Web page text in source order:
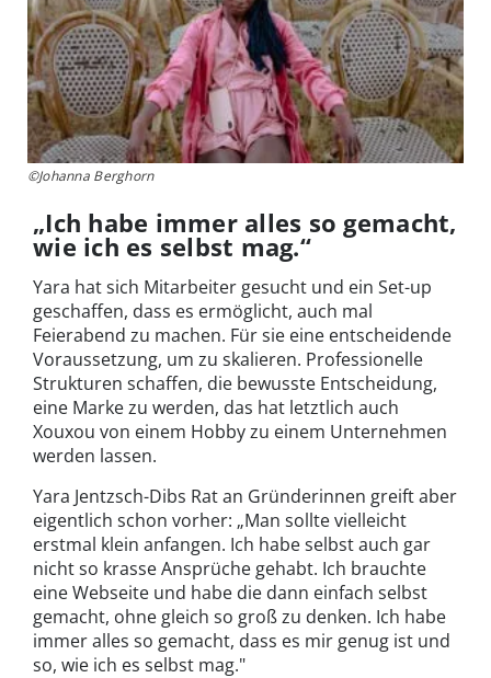
©Johanna Berghorn
„Ich habe immer alles so gemacht,
wie ich es selbst mag.“
Yara hat sich Mitarbeiter gesucht und ein Set-up
geschaffen, dass es ermöglicht, auch mal
Feierabend zu machen. Für sie eine entscheidende
Voraussetzung, um zu skalieren. Professionelle
Strukturen schaffen, die bewusste Entscheidung,
eine Marke zu werden, das hat letztlich auch
Xouxou von einem Hobby zu einem Unternehmen
werden lassen.
Yara Jentzsch-Dibs Rat an Gründerinnen greift aber
eigentlich schon vorher: „Man sollte vielleicht
erstmal klein anfangen. Ich habe selbst auch gar
nicht so krasse Ansprüche gehabt. Ich brauchte
eine Webseite und habe die dann einfach selbst
gemacht, ohne gleich so groß zu denken. Ich habe
immer alles so gemacht, dass es mir genug ist und
so, wie ich es selbst mag."